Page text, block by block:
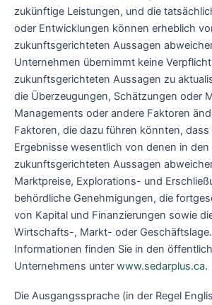
zukünftige Leistungen, und die
oder Entwicklungen können erheblich
zukunftsgerichteten Aussagen
Unternehmen übernimmt keine
zukunftsgerichteten Aussagen zu
die Überzeugungen, Schätzungen oder
Managements oder andere Faktoren
Faktoren, die dazu führen könnten,
Ergebnisse wesentlich von denen in den
zukunftsgerichteten Aussagen
Marktpreise, Explorations- und
behördliche Genehmigungen, die
von Kapital und Finanzierungen sowie
Wirtschafts-, Markt- oder
Informationen finden Sie in den
Unternehmens unter www.sedarplus.ca.
Die Ausgangssprache (in der Regel